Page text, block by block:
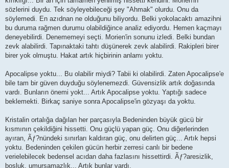
sözlerini duydu. Tek söyleyebileceği şey "Ahmak" olurdu. Onu da
söylemedi. En azıdnan ne olduğunu biliyordu. Belki yokolacaktı amazihni
bu duruma rağmen durumu olabildiğince analiz ediyordu. Hemen kaçmayı
deneyebilirdi. Denememeyi seçti. Morien'in sonunu izledi. Belki bundan
zevk alabilirdi. Tapınaktaki tahtı düşünerek zevk alabilirdi. Rakipleri birer
birer yok olmuştu. Hakat artık hiçbirinin anlamı yoktu.
Apocalipse yoktu... Bu olabilir miydi? Tabii ki olabilirdi. Zaten Apocalipse'e
bile tam bir güven duyduğu söylenemezdi. Güvensizlik artık doğasında
vardı. Bunların önemi yokt... Artık Apocalipse yoktu. Yaptığı sadece
beklemekti. Birkaç saniye sonra Apocalipse'in gözyaşı da yoktu.
Kristalin ortalığa dağılan her parçasıyla Bedeninden büyük gücü bir
kısmının çekildiğini hissetti. Onu güçlü yapan güç. Onu diğerlerinden
ayıran, Ãƒ?nündeki sınırları kaldıran güç, onu delirten güç... Artık hepsi
yoktu. Bedeninden çekilen gücün herbir zerresi canlı bir bedene
verielebilecek bedensel acıdan daha fazlasını hissettirdi. Ãƒ?aresizlik,
boşluk, umursamazlık... Artık bunlar vardı.